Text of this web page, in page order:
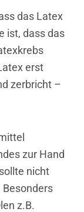
das Latex
ist, dass das
erst
zerbricht –
zur Hand
nicht
z.B.